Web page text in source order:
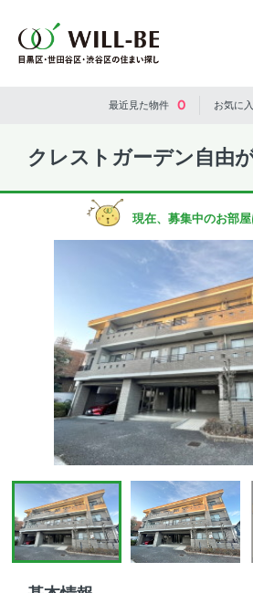
最近見た物件 0 お気に
クレストガーデン自由
現在、募集中のお部